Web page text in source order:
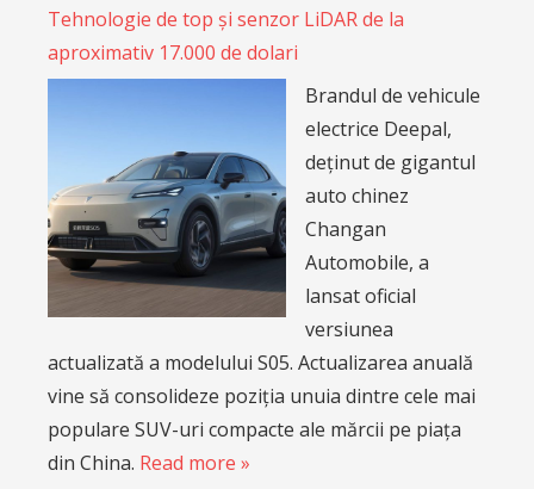
Tehnologie de top și senzor LiDAR de la
aproximativ 17.000 de dolari
Brandul de vehicule
electrice Deepal,
deținut de gigantul
auto chinez
Changan
Automobile, a
lansat oficial
versiunea
actualizată a modelului S05. Actualizarea anuală
vine să consolideze poziția unuia dintre cele mai
populare SUV-uri compacte ale mărcii pe piața
din China. Read more »